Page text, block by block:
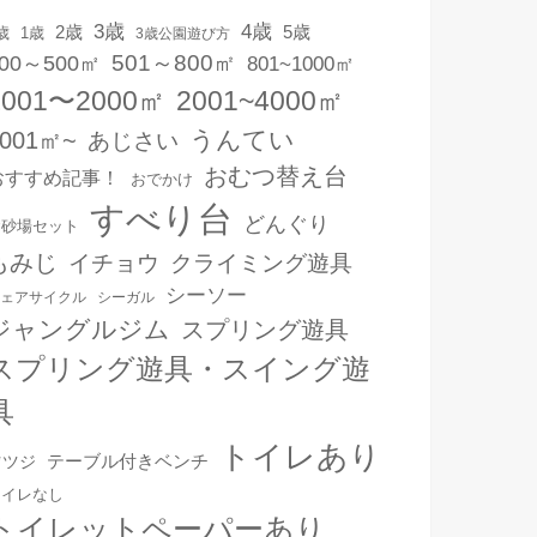
1歳 2歳 3歳 3歳公園遊び方 4歳 5歳
～500㎡ 501～800㎡ 801~1000㎡
〜2000㎡ 2001~4000㎡
㎡~ あじさい うんてい
すすめ記事！ おでかけ おむつ替え台
場セット すべり台 どんぐり
みじ イチョウ クライミング遊具
アサイクル シーガル シーソー
ャングルジム スプリング遊具
プリング遊具・スイング遊
ジ テーブル付きベンチ トイレあり
イレなし
イレットペーパーあり